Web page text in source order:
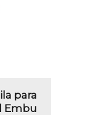
para
Embu